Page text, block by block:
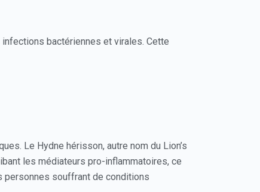
bactériennes et virales. Cette
Le Hydne hérisson, autre nom du Lion’s
les médiateurs pro-inflammatoires, ce
personnes souffrant de conditions